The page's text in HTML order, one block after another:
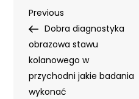
Nawigacja
wpisu
Previous
Post
Previous
Dobra diagnostyka
obrazowa stawu
kolanowego w
przychodni jakie badania
wykonać